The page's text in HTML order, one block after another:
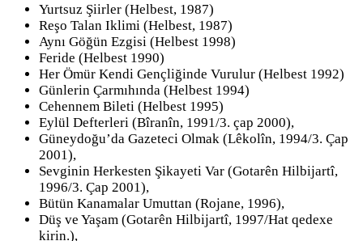
Yurtsuz Şiirler (Helbest, 1987)
Reşo Talan Iklimi (Helbest, 1987)
Aynı Göğün Ezgisi (Helbest 1998)
Feride (Helbest 1990)
Her Ömür Kendi Gençliğinde Vurulur (Helbest 1992)
Günlerin Çarmıhında (Helbest 1994)
Cehennem Bileti (Helbest 1995)
Eylül Defterleri (Bîranîn, 1991/3. çap 2000),
Güneydoğu’da Gazeteci Olmak (Lêkolîn, 1994/3. Çap
2001),
Sevginin Herkesten Şikayeti Var (Gotarên Hilbijartî,
1996/3. Çap 2001),
Bütün Kanamalar Umuttan (Rojane, 1996),
Düş ve Yaşam (Gotarên Hilbijartî, 1997/Hat qedexe
kirin.),